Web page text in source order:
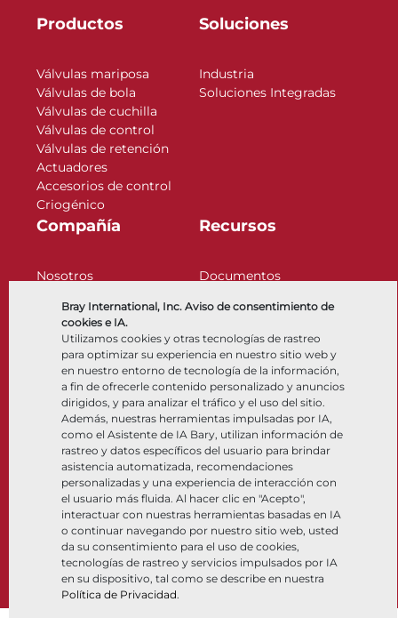
Bray International, Inc. Aviso de consentimiento de
cookies e IA.
Utilizamos cookies y otras tecnologías de rastreo
para optimizar su experiencia en nuestro sitio web y
en nuestro entorno de tecnología de la información,
a fin de ofrecerle contenido personalizado y anuncios
dirigidos, y para analizar el tráfico y el uso del sitio.
Además, nuestras herramientas impulsadas por IA,
como el Asistente de IA Bary, utilizan información de
rastreo y datos específicos del usuario para brindar
asistencia automatizada, recomendaciones
personalizadas y una experiencia de interacción con
el usuario más fluida. Al hacer clic en "Acepto",
interactuar con nuestras herramientas basadas en IA
o continuar navegando por nuestro sitio web, usted
da su consentimiento para el uso de cookies,
tecnologías de rastreo y servicios impulsados por IA
en su dispositivo, tal como se describe en nuestra
Política de Privacidad.
Productos
Válvulas mariposa
Válvulas de bola
Válvulas de cuchilla
Válvulas de control
Válvulas de retención
Actuadores
Accesorios de control
Criogénico
Soluciones
Industria
Soluciones Integradas
Compañía
Nosotros
Asociación
Sostenibilidad
Portal del cliente
Recursos
Documentos
Software
Selección de materiales
Síganos LinkedIn YouTube
© 2026 Bray International. Todos los derechos reservados
Términos y condicionesTérminos y condiciones de Venta
Política de Privacidad